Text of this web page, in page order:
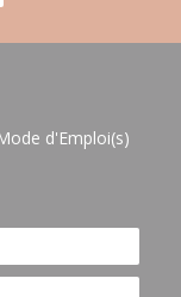
d'Emploi(s)